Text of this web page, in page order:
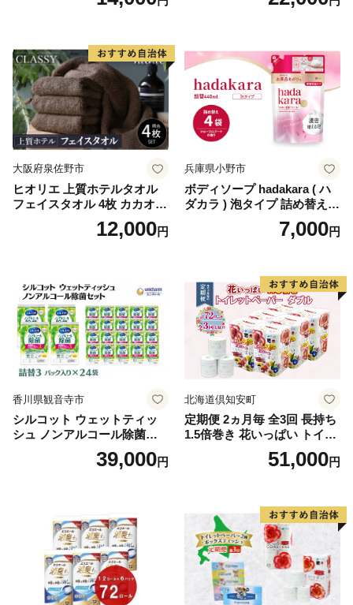
ール×8パック) 開成町 トイレ
蓄 防災 エコ 消耗品 生活雑貨
生活用品 無香料 トイレット
ペーパー ダブル といれっと
ぺーぱー トイレ クレシア ト
イレットペーパー [BDBH002
-1]
大阪府泉佐野市
ヒオリエ 上質ホテルタオル
フェイスタオル 4枚 カカオ
【タオル 泉州タオル 吸水 普
段使い 無地 シンプル 日用品
12,000円
兵庫県小野市
ボディソープ hadakara ( ハ
ダカラ ) 泡タイプ 詰め替え 4
40ml×4袋 ボディーソープ 泡
ボディソープ 泡 日用品 消耗
泡石鹸 石鹸 兵庫 兵庫県 小野
7,000円
香川県観音寺市
シルコット ウェットティッ
シュ ノンアルコール除菌詰
替（43枚×3P）×24袋 日用品
おもちゃ 拭き取り 手拭き 外
39,000円
北海道倶知安町
定期便 2ヵ月毎 全3回 長持ち
1.5倍巻き 花いっぱい トイレ
ットペーパー ダブル 45ｍ 計
72ロール 全18種 花柄 プリン
ー 消耗品 備蓄 送料無料 北海
道 倶知安町 日用品
51,000円